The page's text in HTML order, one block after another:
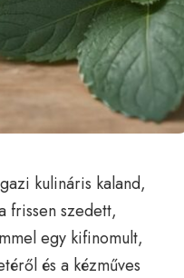
kulináris kaland,
frissen szedett,
egy kifinomult,
és a kézműves